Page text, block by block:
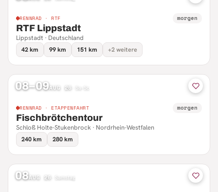
RENNRAD · RTF morgen
RTF Lippstadt
Lippstadt · Deutschland
42 km
99 km 151 km +2 weitere
08–09AUG 26 Sa–So
RENNRAD · ETAPPENFAHRT morgen
Fischbrötchentour
Schloß Holte-Stukenbrock · Nordrhein-Westfalen
240 km
280 km
08AUG 26 Samstag